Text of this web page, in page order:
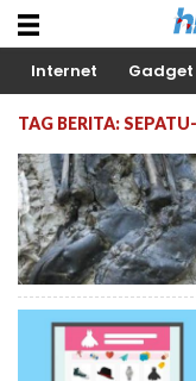
Internet Gadget
TAG BERITA: